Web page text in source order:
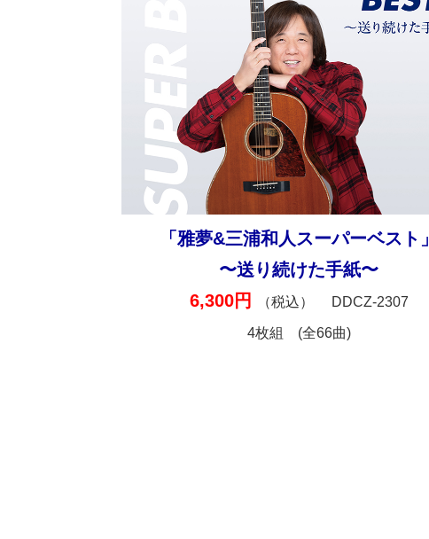
「雅夢&三浦和人スーパーベスト」
〜送り続けた手紙〜
6,300円
（税込） DDCZ-2307
4枚組 (全66曲)